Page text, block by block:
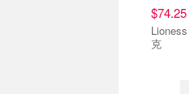
$74.25
Lioness David Jones Form 女式夹
克